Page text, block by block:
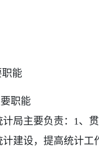
能
要职能
计局主要负责： 1、
建设，提高统计工